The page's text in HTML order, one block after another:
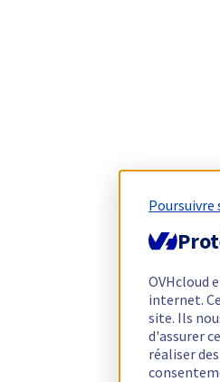
Poursuivre
OVHcloud
internet.
site. Ils
d'assurer
réaliser